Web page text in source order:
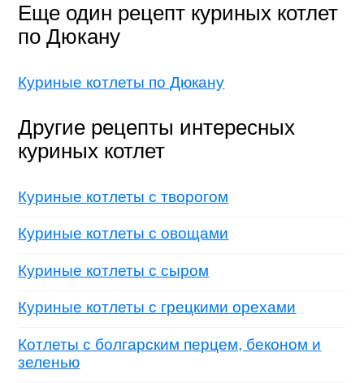
Еще один рецепт куриных котлет
по Дюкану
Куриные котлеты по Дюкану
Другие рецепты интересных
куриных котлет
Куриные котлеты с творогом
Куриные котлеты с овощами
Куриные котлеты с сыром
Куриные котлеты с грецкими орехами
Котлеты с болгарским перцем, беконом и
зеленью